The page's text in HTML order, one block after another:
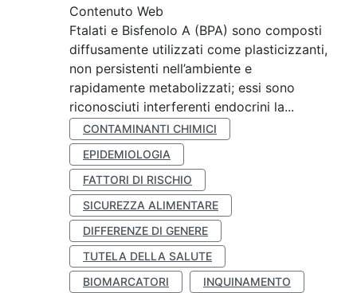
Contenuto Web
Ftalati e Bisfenolo A (BPA) sono composti
diffusamente utilizzati come plasticizzanti,
non persistenti nell’ambiente e
rapidamente metabolizzati; essi sono
riconosciuti interferenti endocrini la...
CONTAMINANTI CHIMICI
EPIDEMIOLOGIA
FATTORI DI RISCHIO
SICUREZZA ALIMENTARE
DIFFERENZE DI GENERE
TUTELA DELLA SALUTE
BIOMARCATORI
INQUINAMENTO